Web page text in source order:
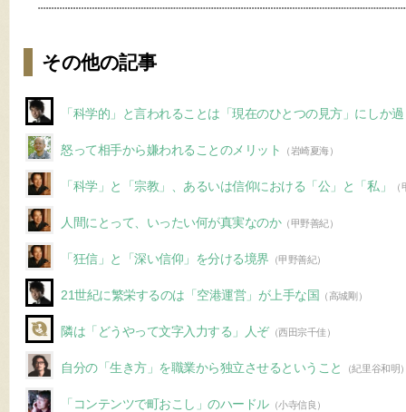
その他の記事
「科学的」と言われることは「現在のひとつの見方」にしか
怒って相手から嫌われることのメリット （岩崎夏海）
「科学」と「宗教」、あるいは信仰における「公」と「私」
人間にとって、いったい何が真実なのか（甲野善紀）
「狂信」と「深い信仰」を分ける境界 （甲野善紀）
21世紀に繁栄するのは「空港運営」が上手な国 （高城剛）
隣は「どうやって文字入力する」人ぞ（西田宗千佳）
自分の「生き方」を職業から独立させるということ （紀里谷和明
「コンテンツで町おこし」のハードル（小寺信良）